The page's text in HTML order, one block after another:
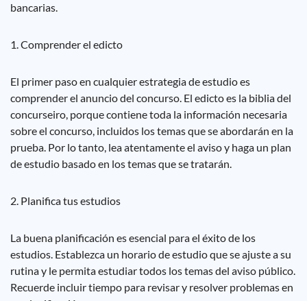
bancarias.
1. Comprender el edicto
El primer paso en cualquier estrategia de estudio es
comprender el anuncio del concurso. El edicto es la biblia del
concurseiro, porque contiene toda la información necesaria
sobre el concurso, incluidos los temas que se abordarán en la
prueba. Por lo tanto, lea atentamente el aviso y haga un plan
de estudio basado en los temas que se tratarán.
2. Planifica tus estudios
La buena planificación es esencial para el éxito de los
estudios. Establezca un horario de estudio que se ajuste a su
rutina y le permita estudiar todos los temas del aviso público.
Recuerde incluir tiempo para revisar y resolver problemas en